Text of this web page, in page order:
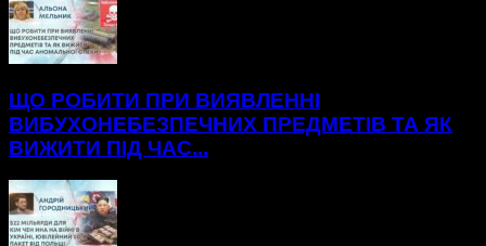
ЩО РОБИТИ ПРИ ВИЯВЛЕННІ
ВИБУХОНЕБЕЗПЕЧНИХ ПРЕДМЕТІВ ТА ЯК
ВИЖИТИ ПІД ЧАС...